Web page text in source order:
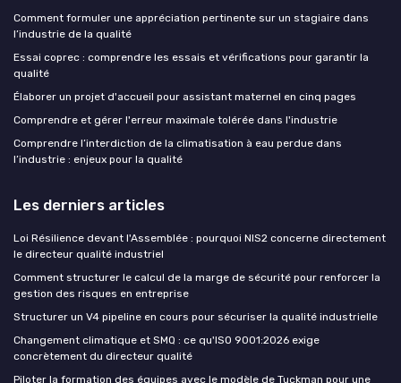
Comment formuler une appréciation pertinente sur un stagiaire dans
l’industrie de la qualité
Essai coprec : comprendre les essais et vérifications pour garantir la
qualité
Élaborer un projet d'accueil pour assistant maternel en cinq pages
Comprendre et gérer l'erreur maximale tolérée dans l'industrie
Comprendre l’interdiction de la climatisation à eau perdue dans
l’industrie : enjeux pour la qualité
Les derniers articles
Loi Résilience devant l'Assemblée : pourquoi NIS2 concerne directement
le directeur qualité industriel
Comment structurer le calcul de la marge de sécurité pour renforcer la
gestion des risques en entreprise
Structurer un V4 pipeline en cours pour sécuriser la qualité industrielle
Changement climatique et SMQ : ce qu'ISO 9001:2026 exige
concrètement du directeur qualité
Piloter la formation des équipes avec le modèle de Tuckman pour une